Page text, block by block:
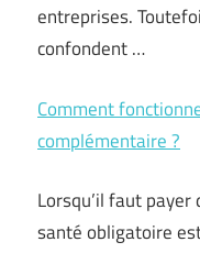
entreprises.
confondent …
Comment
complémentaire ?
Lorsqu’il faut
santé obligatoire